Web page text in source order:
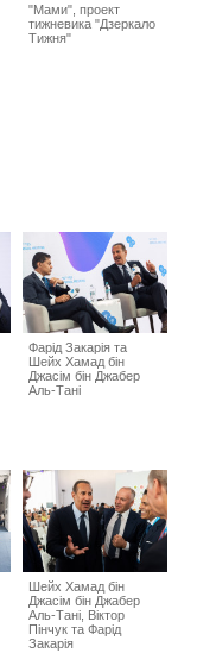
"Мами", проект
тижневика "Дзеркало
Тижня"
Фарід Закарія та
Шейх Хамад бін
Джасім бін Джабер
Аль-Тані
Шейх Хамад бін
Джасім бін Джабер
Аль-Тані, Віктор
Пінчук та Фарід
Закарія